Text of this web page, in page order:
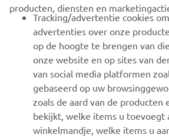
BUSINESS
MEER YAMAHA
SUPPORT
NIEUWSBRIEF
producten, diensten en
Tracking/advertentie cookies
advertenties over onze
op de hoogte te brengen van
onze website en op sites van
van social media platformen
gebaseerd op uw
zoals de aard van de producten
bekijkt, welke items u toevoegt
winkelmandje, welke items u